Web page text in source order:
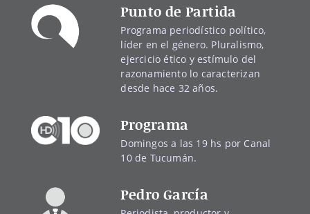
Punto de Partida
Programa periodístico político,
líder en el género. Pluralismo,
ejercicio ético y estímulo del
razonamiento lo caracterizan
desde hace 32 años.
Programa
Domingos a las 19 hs por Canal
10 de Tucumán.
Pedro García